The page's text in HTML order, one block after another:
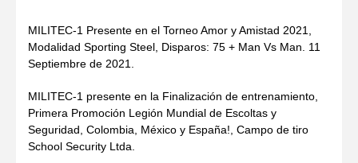
MILITEC-1 Presente en el Torneo Amor y Amistad 2021,
Modalidad Sporting Steel, Disparos: 75 + Man Vs Man. 11
Septiembre de 2021.
MILITEC-1 presente en la Finalización de entrenamiento,
Primera Promoción Legión Mundial de Escoltas y
Seguridad, Colombia, México y España!, Campo de tiro
School Security Ltda.